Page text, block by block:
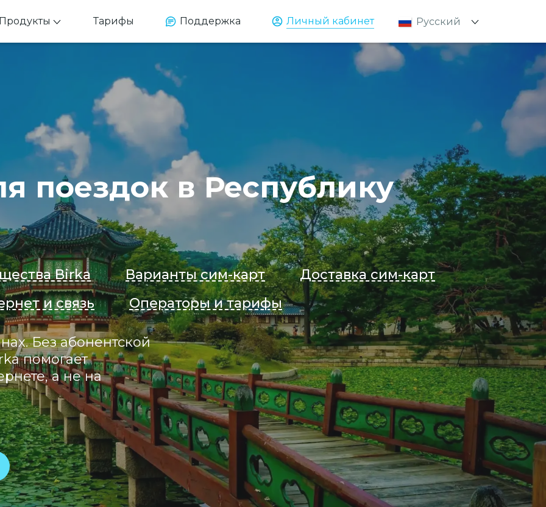
Тарифы Поддержка Личный кабинет
Русский
Қазақ
поездок в Республику
Birka Варианты сим-карт
Доставка сим-карт
и связь
Операторы и тарифы
Без абонентской
помогает
а не на